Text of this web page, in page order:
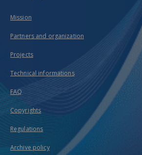
Mission
Partners and organization
Projects
Technical informations
FAQ
Copyrights
Regulations
Archive policy